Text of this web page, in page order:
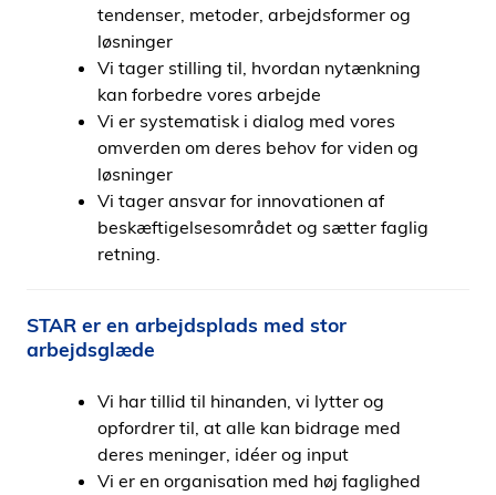
tendenser, metoder, arbejdsformer og
løsninger
Vi tager stilling til, hvordan nytænkning
kan forbedre vores arbejde
Vi er systematisk i dialog med vores
omverden om deres behov for viden og
løsninger
Vi tager ansvar for innovationen af
beskæftigelsesområdet og sætter faglig
retning.
STAR er en arbejdsplads med stor
arbejdsglæde
Vi har tillid til hinanden, vi lytter og
opfordrer til, at alle kan bidrage med
deres meninger, idéer og input
Vi er en organisation med høj faglighed